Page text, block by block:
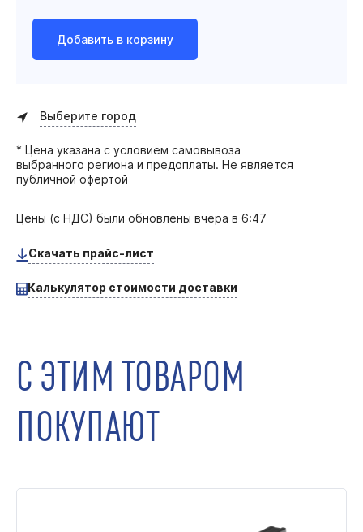
Добавить в корзину
Выберите город
* Цена указана с условием самовывоза
выбранного региона и предоплаты. Не является
публичной офертой
Цены (с НДС) были обновлены вчера в 6:47
Скачать прайс-лист
Калькулятор стоимости доставки
С ЭТИМ ТОВАРОМ
ПОКУПАЮТ